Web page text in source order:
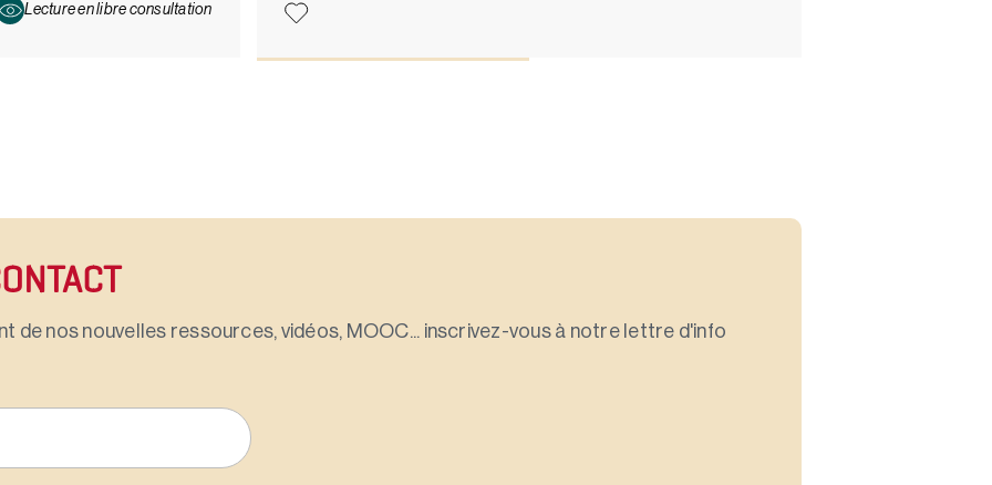
Lecture en libre consultation
de nos nouvelles ressources, vidéos, MOOC... inscrivez-vous à notre lettre d'info